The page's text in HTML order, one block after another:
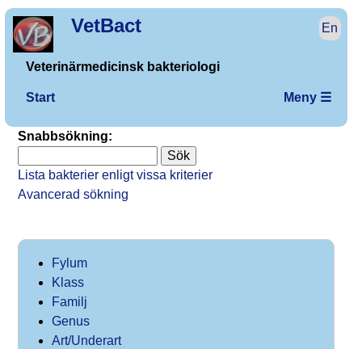
VetBact En
Veterinärmedicinsk bakteriologi
Start Meny ☰
Snabbsökning:
Lista bakterier enligt vissa kriterier
Avancerad sökning
Fylum
Klass
Familj
Genus
Art/Underart